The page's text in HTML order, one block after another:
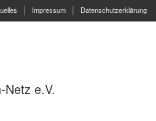
Impressum Datenschutzerklärung
Netz e.V.